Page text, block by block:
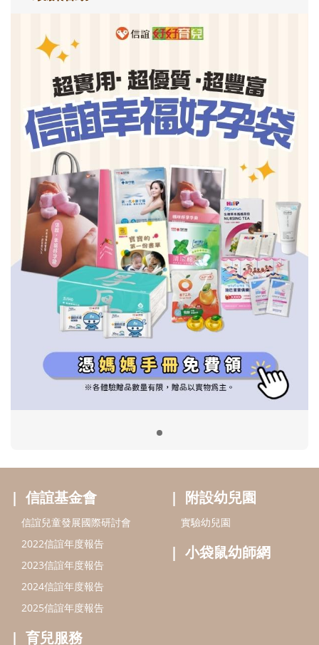
信誼基金會
2022信誼年度報告
2023信誼年度報告
2024信誼年度報告
好孕袋
分齡育兒電子報
線上教養諮詢
附設幼兒園
小袋鼠幼師網
出版服務
信誼基金出版社
閱讀推廣